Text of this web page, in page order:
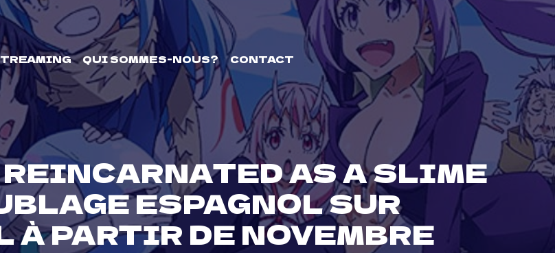
QUI SOMMES-NOUS? CONTACT
AS A SLIME
ESPAGNOL SUR
À PARTIR DE NOVEMBRE